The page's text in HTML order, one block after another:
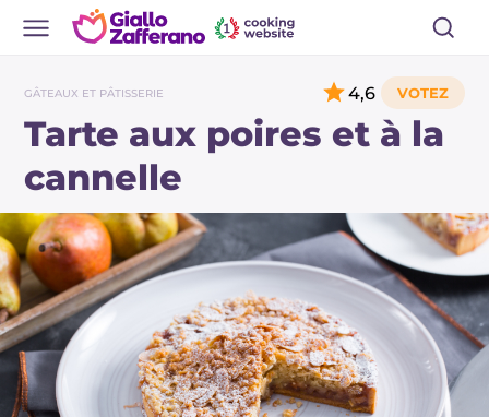
GÂTEAUX ET PÂTISSERIE
Tarte aux poires et à la
cannelle
4,6